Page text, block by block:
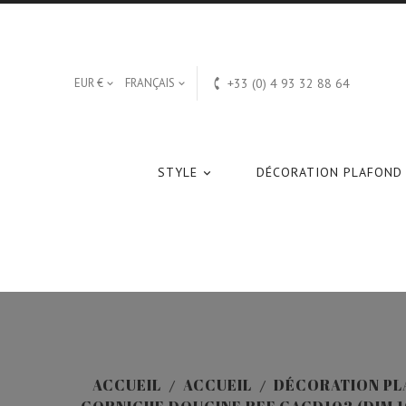
EUR €  FRANÇAIS   +33 (0) 4 93 32 88 64

STYLE DÉCORATION PLAFOND
ACCUEIL ACCUEIL DÉCORATION